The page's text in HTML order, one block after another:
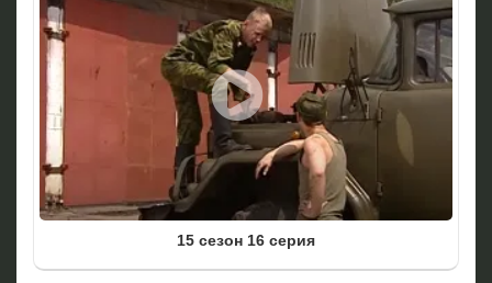
15 сезон 16 серия